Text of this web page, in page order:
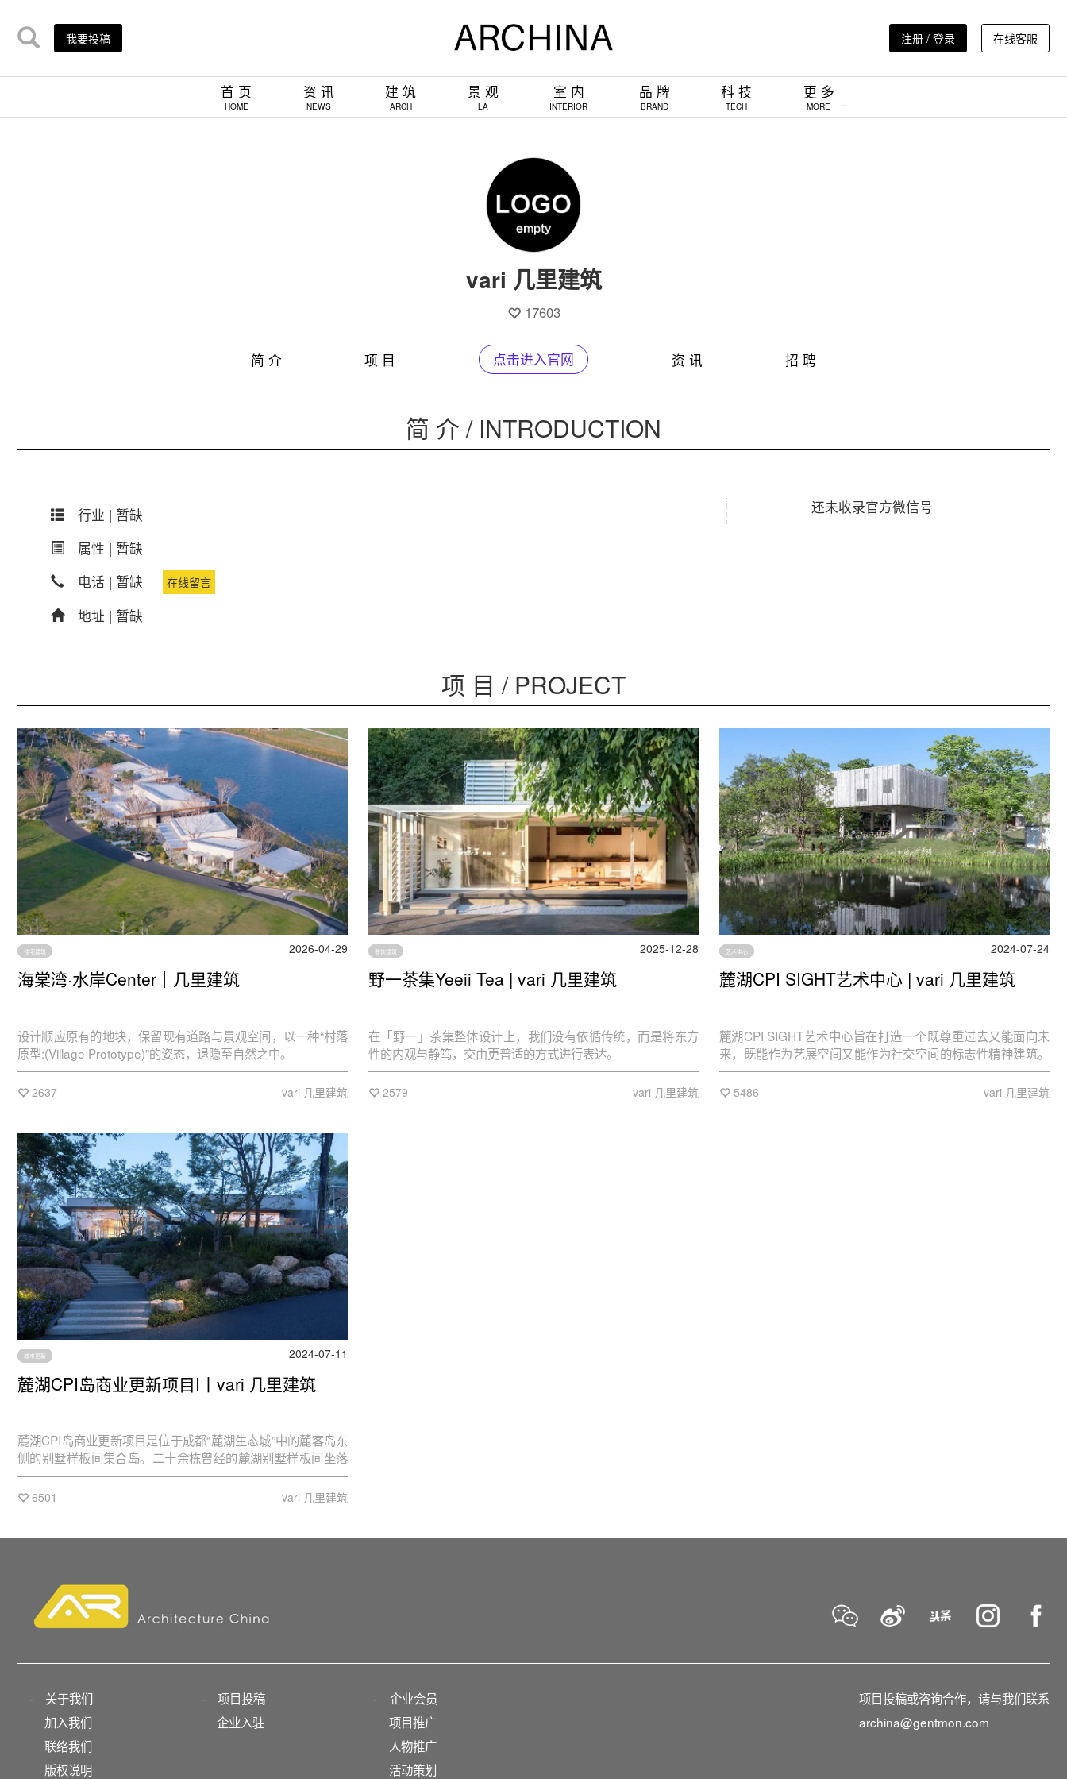
我要投稿 注册 / 登录 在线客服
首 页
HOME
资 讯
NEWS
建 筑
ARCH
景 观
LA
室 内
INTERIOR
品 牌
BRAND
科 技
TECH
更 多
MORE
vari 几里建筑
17603
简 介 项 目 点击进入官网 资 讯 招 聘
简 介 / INTRODUCTION
行业 | 暂缺
属性 | 暂缺
电话 | 暂缺 在线留言
地址 | 暂缺
还未收录官方微信号
项 目 / PROJECT
住宅建筑 2026-04-29
海棠湾·水岸Center｜几里建筑
设计顺应原有的地块，保留现有道路与景观空间，以一种“村落
原型:(Village Prototype)”的姿态，退隐至自然之中。
2637 vari 几里建筑
餐饮建筑 2025-12-28
野一茶集Yeeii Tea | vari 几里建筑
在「野一」茶集整体设计上，我们没有依循传统，而是将东方
性的内观与静笃，交由更普适的方式进行表达。
2579 vari 几里建筑
艺术中心 2024-07-24
麓湖CPI SIGHT艺术中心 | vari 几里建筑
麓湖CPI SIGHT艺术中心旨在打造一个既尊重过去又能面向未
来，既能作为艺展空间又能作为社交空间的标志性精神建筑。
艺术中心分为两个部分，滨湖的展厅为新建，面向CPI岛内部的
书店为改造。
5486 vari 几里建筑
城市更新 2024-07-11
麓湖CPI岛商业更新项目I丨vari 几里建筑
麓湖CPI岛商业更新项目是位于成都“麓湖生态城”中的麓客岛东
侧的别墅样板间集合岛。二十余栋曾经的麓湖别墅样板间坐落
于岛屿之上。CPI岛需要通过一次焕发活力的城市更新和商业迭
代来重置这些岛上闲置的老旧物业，激活水岸与人居及商业的
6501 vari 几里建筑
-
关于我们
加入我们
联络我们
版权说明
-
项目投稿
企业入驻
-
企业会员
项目推广
人物推广
活动策划
项目投稿或咨询合作，请与我们联系
archina@gentmon.com